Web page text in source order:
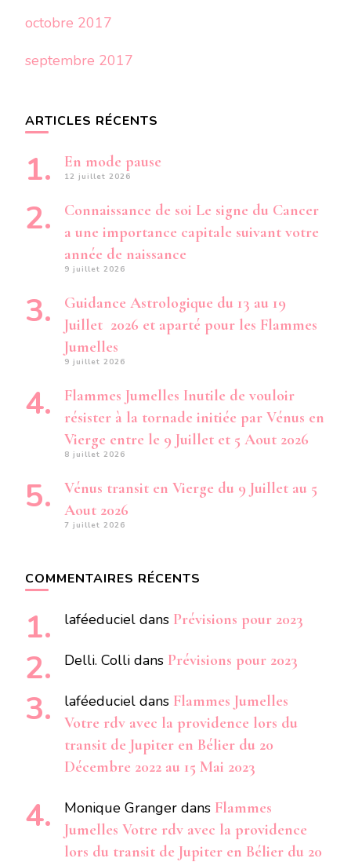
octobre 2017
septembre 2017
ARTICLES RÉCENTS
En mode pause
12 juillet 2026
Connaissance de soi Le signe du Cancer
a une importance capitale suivant votre
année de naissance
9 juillet 2026
Guidance Astrologique du 13 au 19
Juillet 2026 et aparté pour les Flammes
Jumelles
9 juillet 2026
Flammes Jumelles Inutile de vouloir
résister à la tornade initiée par Vénus en
Vierge entre le 9 Juillet et 5 Aout 2026
8 juillet 2026
Vénus transit en Vierge du 9 Juillet au 5
Aout 2026
7 juillet 2026
COMMENTAIRES RÉCENTS
laféeduciel dans Prévisions pour 2023
Delli. Colli dans Prévisions pour 2023
laféeduciel dans Flammes Jumelles
Votre rdv avec la providence lors du
transit de Jupiter en Bélier du 20
Décembre 2022 au 15 Mai 2023
Monique Granger dans Flammes
Jumelles Votre rdv avec la providence
lors du transit de Jupiter en Bélier du 20